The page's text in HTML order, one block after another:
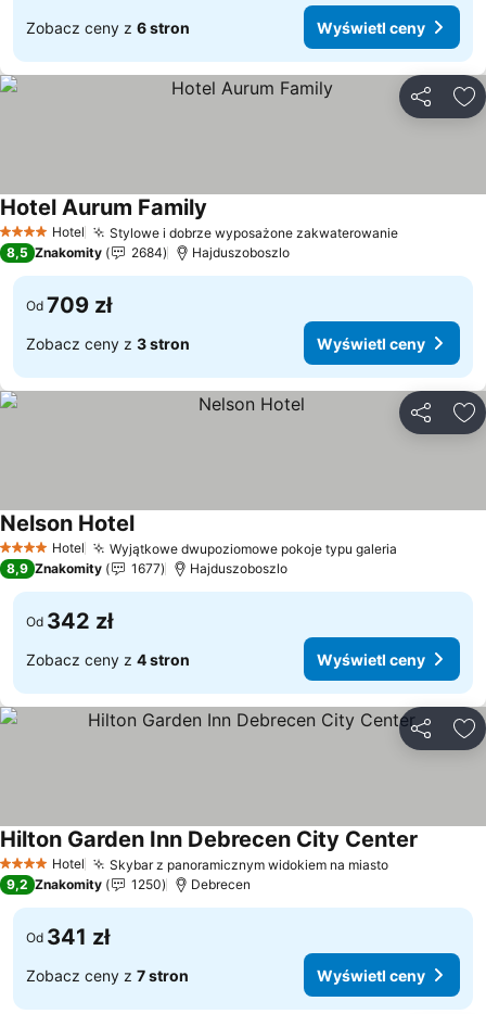
Zobacz ceny z 6 stron Wyświetl ceny
4 KategoriaHotel Stylowe i dobrze wyposażone zakwaterowanieWyświetl
Hotel Aurum Family
8,5 Znakomity 2684 Hajduszoboszlo
Od 709 zł
Zobacz ceny z 3 stron Wyświetl ceny
4 KategoriaHotel Wyjątkowe dwupoziomowe pokoje typu galeria
Nelson HotelWyświetl ceny
8,9 Znakomity 1677 Hajduszoboszlo
Od 342 zł
Zobacz ceny z 4 stron Wyświetl ceny
4 KategoriaHotel Skybar z panoramicznym widokiem na miastoWyświetl
Hilton Garden Inn Debrecen City Center
9,2 Znakomity 1250 Debrecen
Od 341 zł
Zobacz ceny z 7 stron Wyświetl ceny